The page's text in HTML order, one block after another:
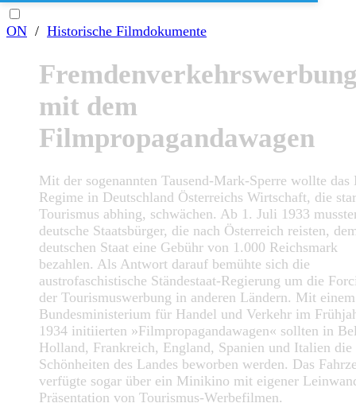
ON / Historische Filmdokumente
mit dem
Filmpropagandawagen
Mit der sogenannten Tausend-Mark-Sperre wollte das
Regime in Deutschland Österreichs Wirtschaft, die
Tourismus abhing, schwächen. Ab 1. Juli 1933
deutsche Staatsbürger, die nach Österreich reisten,
deutschen Staat eine Gebühr von 1.000 Reichsmark
bezahlen. Als Antwort darauf bemühte sich die
austrofaschistische Ständestaat-Regierung um die
der Tourismuswerbung in anderen Ländern. Mit
Bundesministerium für Handel und Verkehr im
1934 initiierten »Filmpropagandawagen« sollten in
Holland, Frankreich, England, Spanien und Italien die
Schönheiten des Landes beworben werden. Das
verfügte sogar über ein Minikino mit eigener
Präsentation von Tourismus-Werbefilmen.